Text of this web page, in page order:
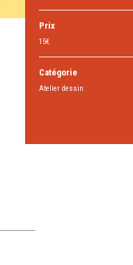
Prix
15€
Catégorie
Atelier dessin